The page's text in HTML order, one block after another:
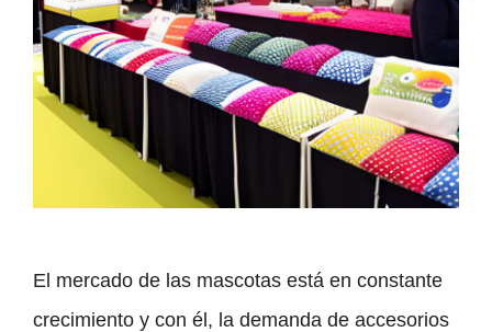
El mercado de las mascotas está en constante
crecimiento y con él, la demanda de accesorios